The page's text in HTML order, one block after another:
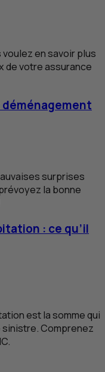
en savoir plus
de votre assurance
surprises
la bonne
: ce qu’il
est la somme qui
Comprenez
.